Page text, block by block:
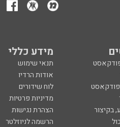
מידע כללי
תנאי שימוש
אודות הרדיו
לוח שידורים
מדיניות פרטיות
בקיצור
הצהרת נגישות
הרשמה לניוזלטר